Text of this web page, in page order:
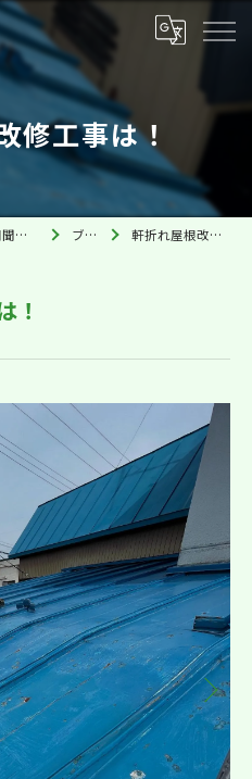
修工事は！
青森市の便利屋はおうちの御用聞き家工房 青森栄山店 ブログ 軒折れ屋根改修工事は！
！